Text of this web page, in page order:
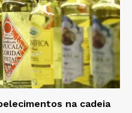
na cadeia